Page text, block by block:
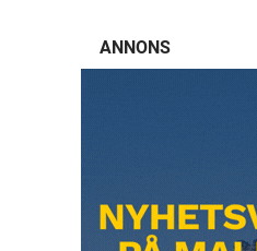
ANNONS